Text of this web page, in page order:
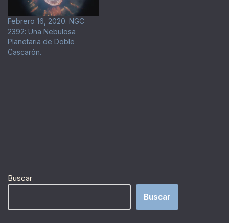
Febrero 16, 2020. NGC
2392: Una Nebulosa
Planetaria de Doble
Cascarón.
Buscar
Buscar